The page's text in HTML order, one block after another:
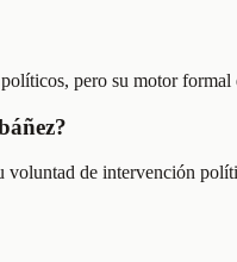
pero su motor
de intervención